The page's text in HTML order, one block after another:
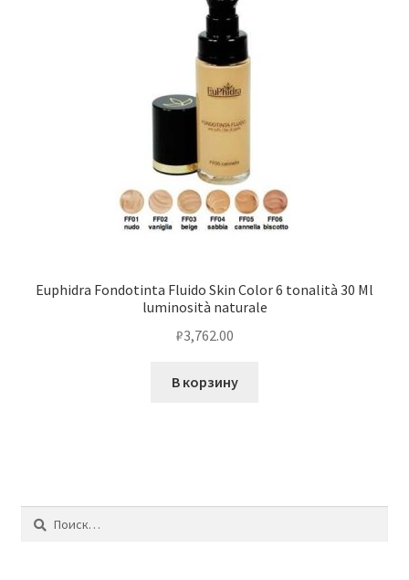
Euphidra Fondotinta Fluido Skin Color 6 tonalità 30 Ml
luminosità naturale
₽3,762.00
В корзину
Найти: